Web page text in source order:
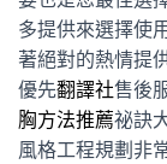
多提供來選擇使用
著絕對的熱情提
優先翻譯社售後
胸方法推薦祕訣
風格工程規劃非